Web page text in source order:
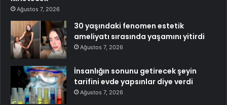
Ağustos 7, 2026
30 yaşındaki fenomen estetik
ameliyatı sırasında yaşamını yitirdi
Ağustos 7, 2026
İnsanlığın sonunu getirecek şeyin
tarifini evde yapsınlar diye verdi
Ağustos 7, 2026